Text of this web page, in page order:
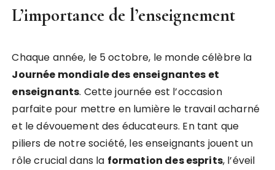
L’importance de l’enseignement
Chaque année, le 5 octobre, le monde célèbre la
Journée mondialedes enseignantes et
enseignants. Cette journée est l’occasion
parfaite pour mettre en lumière le travail acharné
et le dévouement des éducateurs. En tant que
piliers de notre société, les enseignants jouent un
rôle crucial dans la formation desesprits, l’éveil